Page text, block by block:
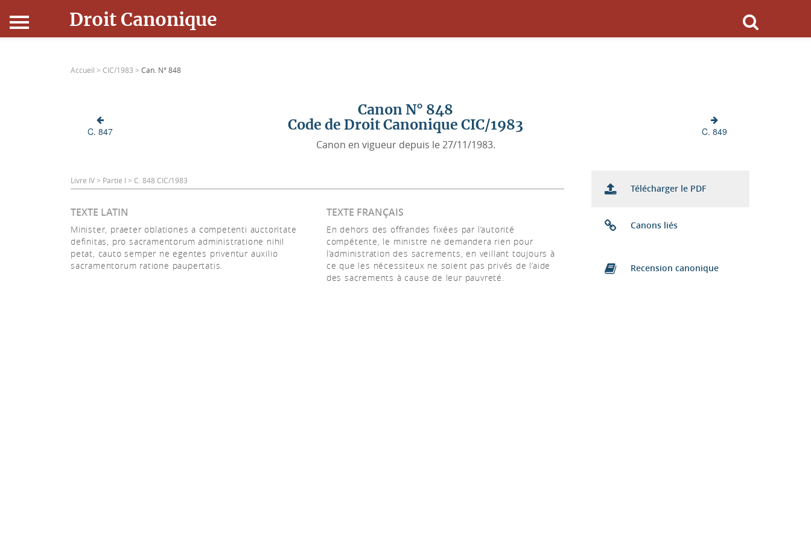
Droit Canonique
Connexion
Accueil > CIC/1983 > Can. N° 848
C. 847
Canon N° 848
Code de Droit Canonique CIC/1983
Canon en vigueur depuis le 27/11/1983.
C. 849
Livre IV > Partie I > C. 848 CIC/1983
TEXTE LATIN
Minister, praeter oblationes a competenti auctoritate
definitas, pro sacramentorum administratione nihil
petat, cauto semper ne egentes priventur auxilio
sacramentorum ratione paupertatis.
TEXTE FRANÇAIS
En dehors des offrandes fixées par l’autorité
compétente, le ministre ne demandera rien pour
l’administration des sacrements, en veillant toujours à
ce que les nécessiteux ne soient pas privés de l’aide
des sacrements à cause de leur pauvreté.
Télécharger le PDF
Canons liés
Recension canonique